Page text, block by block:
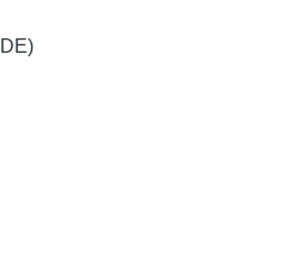
Assembleia de Freguesia